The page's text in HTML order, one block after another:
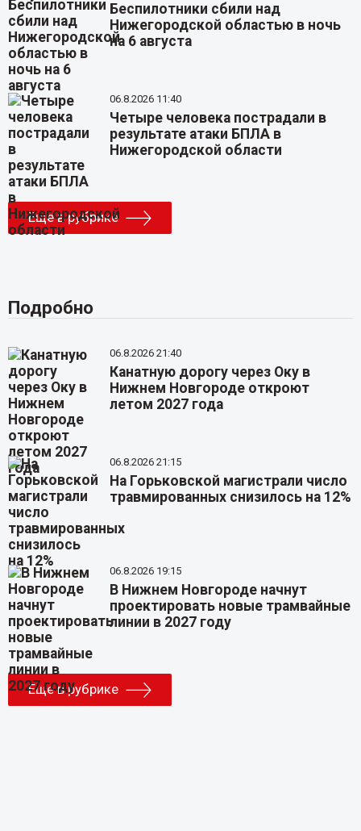
Беспилотники сбили над
Нижегородской областью в ночь
на 6 августа
06.8.2026 11:40
Четыре человека пострадали в
результате атаки БПЛА в
Нижегородской области
Еще в рубрике
Подробно
06.8.2026 21:40
Канатную дорогу через Оку в
Нижнем Новгороде откроют
летом 2027 года
06.8.2026 21:15
На Горьковской магистрали число
травмированных снизилось на 12%
06.8.2026 19:15
В Нижнем Новгороде начнут
проектировать новые трамвайные
линии в 2027 году
Еще в рубрике